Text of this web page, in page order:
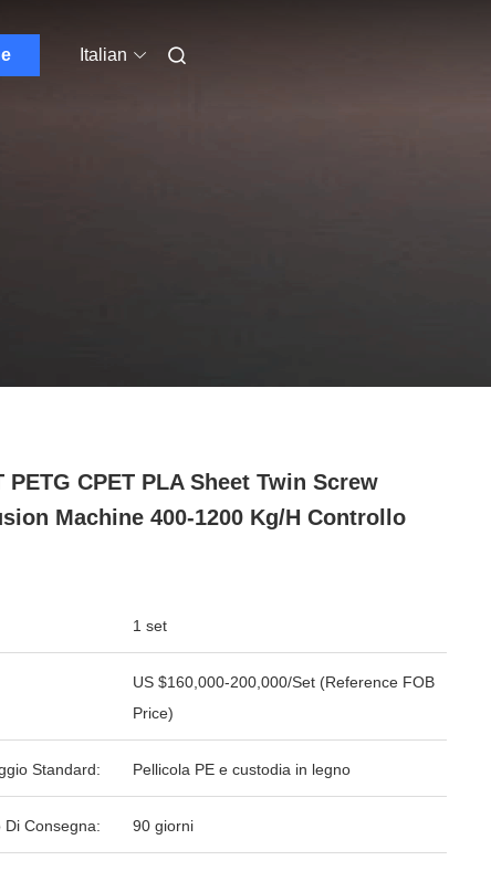
Italian
PETG CPET PLA Sheet Twin Screw
Machine 400-1200 Kg/h Controllo
1 set
US $160,000-200,000/Set (Reference FOB
Price)
Standard: Pellicola PE e custodia in legno
Di Consegna: 90 giorni